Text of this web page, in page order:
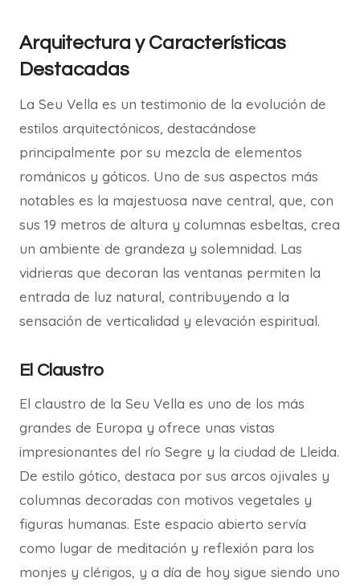
Arquitectura y Características
Destacadas
La Seu Vella es un testimonio de la evolución de
estilos arquitectónicos, destacándose
principalmente por su mezcla de elementos
románicos y góticos. Uno de sus aspectos más
notables es la majestuosa nave central, que, con
sus 19 metros de altura y columnas esbeltas, crea
un ambiente de grandeza y solemnidad. Las
vidrieras que decoran las ventanas permiten la
entrada de luz natural, contribuyendo a la
sensación de verticalidad y elevación espiritual.
El Claustro
El claustro de la Seu Vella es uno de los más
grandes de Europa y ofrece unas vistas
impresionantes del río Segre y la ciudad de Lleida.
De estilo gótico, destaca por sus arcos ojivales y
columnas decoradas con motivos vegetales y
figuras humanas. Este espacio abierto servía
como lugar de meditación y reflexión para los
monjes y clérigos, y a día de hoy sigue siendo uno